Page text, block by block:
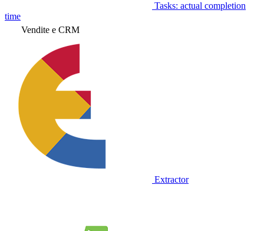
Tasks: actual completion
time
Vendite e CRM
Extractor